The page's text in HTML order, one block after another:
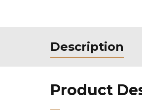
Description
Product